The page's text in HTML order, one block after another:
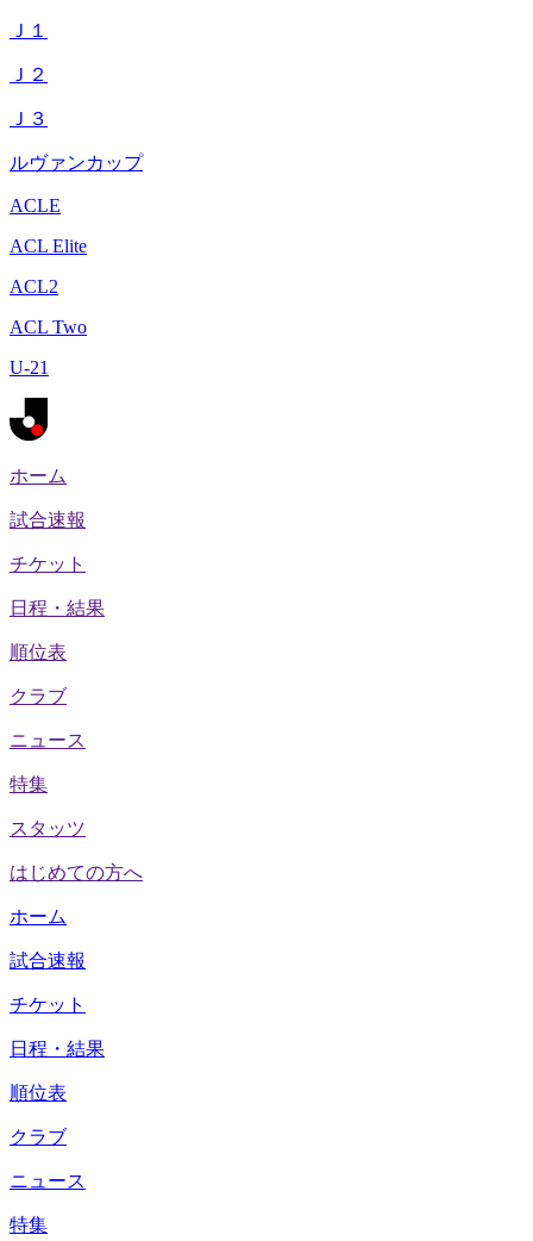
Ｊ１
Ｊ２
Ｊ３
ルヴァンカップ
ACLE
ACL Elite
ACL2
ACL Two
U-21
ホーム
試合速報
チケット
日程・結果
順位表
クラブ
ニュース
特集
スタッツ
はじめての方へ
ホーム
試合速報
チケット
日程・結果
順位表
クラブ
ニュース
特集